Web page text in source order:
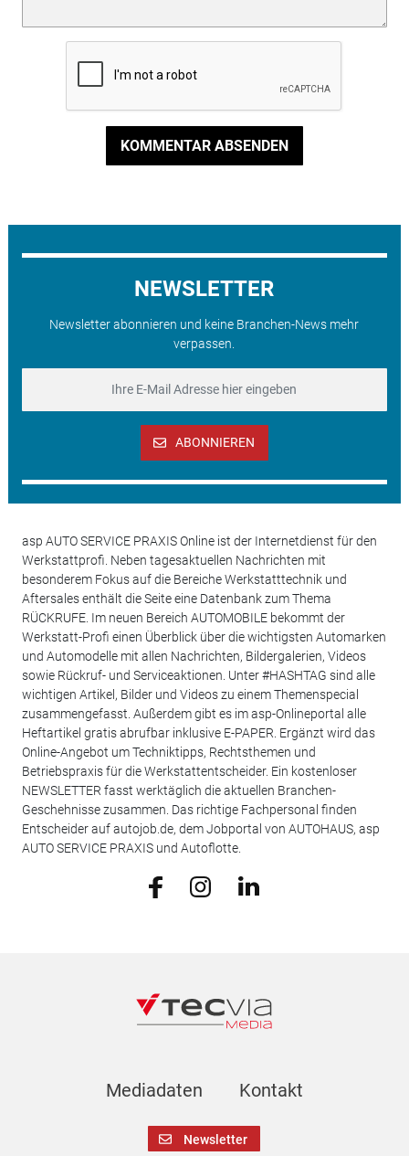
KOMMENTAR ABSENDEN
NEWSLETTER
Newsletter abonnieren und keine Branchen-News mehr
verpassen.
ABONNIEREN
asp AUTO SERVICE PRAXIS Online ist der Internetdienst für den
Werkstattprofi. Neben tagesaktuellen Nachrichten mit
besonderem Fokus auf die Bereiche Werkstatttechnik und
Aftersales enthält die Seite eine Datenbank zum Thema
RÜCKRUFE. Im neuen Bereich AUTOMOBILE bekommt der
Werkstatt-Profi einen Überblick über die wichtigsten Automarken
und Automodelle mit allen Nachrichten, Bildergalerien, Videos
sowie Rückruf- und Serviceaktionen. Unter #HASHTAG sind alle
wichtigen Artikel, Bilder und Videos zu einem Themenspecial
zusammengefasst. Außerdem gibt es im asp-Onlineportal alle
Heftartikel gratis abrufbar inklusive E-PAPER. Ergänzt wird das
Online-Angebot um Techniktipps, Rechtsthemen und
Betriebspraxis für die Werkstattentscheider. Ein kostenloser
NEWSLETTER fasst werktäglich die aktuellen Branchen-
Geschehnisse zusammen. Das richtige Fachpersonal finden
Entscheider auf autojob.de, dem Jobportal von AUTOHAUS, asp
AUTO SERVICE PRAXIS und Autoflotte.
Mediadaten Kontakt
Newsletter